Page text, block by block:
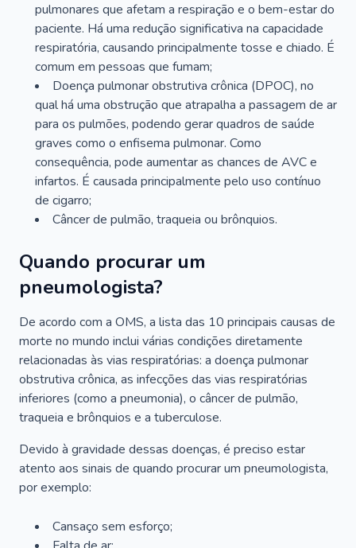
pulmonares que afetam a respiração e o bem-estar do
paciente. Há uma redução significativa na capacidade
respiratória, causando principalmente tosse e chiado. É
comum em pessoas que fumam;
Doença pulmonar obstrutiva crônica (DPOC), no
qual há uma obstrução que atrapalha a passagem de ar
para os pulmões, podendo gerar quadros de saúde
graves como o enfisema pulmonar. Como
consequência, pode aumentar as chances de AVC e
infartos. É causada principalmente pelo uso contínuo
de cigarro;
Câncer de pulmão, traqueia ou brônquios.
Quando procurar um
pneumologista?
De acordo com a OMS, a lista das 10 principais causas de
morte no mundo inclui várias condições diretamente
relacionadas às vias respiratórias: a doença pulmonar
obstrutiva crônica, as infecções das vias respiratórias
inferiores (como a pneumonia), o câncer de pulmão,
traqueia e brônquios e a tuberculose.
Devido à gravidade dessas doenças, é preciso estar
atento aos sinais de quando procurar um pneumologista,
por exemplo:
Cansaço sem esforço;